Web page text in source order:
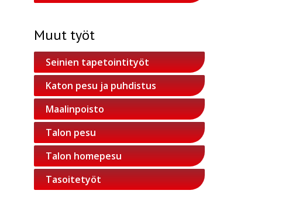
Muut työt
Seinien tapetointityöt
Katon pesu ja puhdistus
Maalinpoisto
Talon pesu
Talon homepesu
Tasoitetyöt